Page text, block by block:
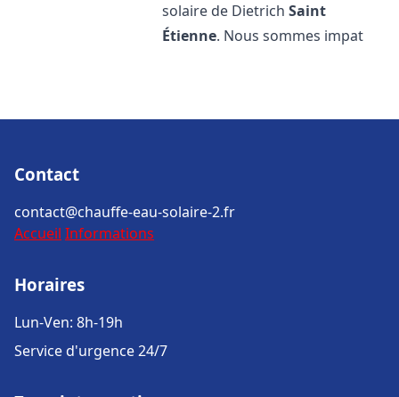
solaire de DietrichSaint
Étienne. Nous sommes impat
Contact
contact@chauffe-eau-solaire-2.fr
Accueil Informations
Horaires
Lun-Ven: 8h-19h
Service d'urgence 24/7